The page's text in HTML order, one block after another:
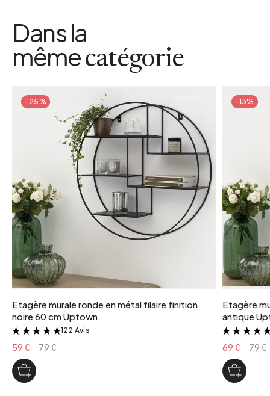
Dans la
mêmecatégorie
-25%
Etagère murale ronde en métal filaire finition
noire 60 cm Uptown
&
122 Avis
59 € 79 €
-13%
Etagère
antique
69 € 79 €